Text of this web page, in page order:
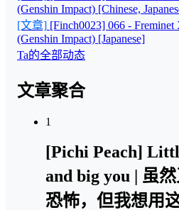
(Genshin Impact) [Chinese,
[文章] [Finch0023] 066 - Freminet
(Genshin Impact) [Japanese]
Ta的全部动态
文章聚合
1
[Pichi Peach]
and big you | 虽
恐怖，但我想用